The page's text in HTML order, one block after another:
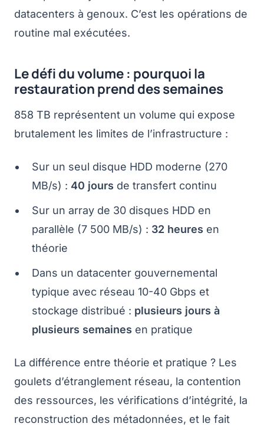
datacenters à genoux. C’est les opérations de
routine mal exécutées.
Le défi du volume : pourquoi la
restauration prend des semaines
858 TB représentent un volume qui expose
brutalement les limites de l’infrastructure :
Sur un seul disque HDD moderne (270
MB/s) : 40 jours de transfert continu
Sur un array de 30 disques HDD en
parallèle (7 500 MB/s) : 32 heures en
théorie
Dans un datacenter gouvernemental
typique avec réseau 10-40 Gbps et
stockage distribué : plusieurs jours à
plusieurs semaines en pratique
La différence entre théorie et pratique ? Les
goulets d’étranglement réseau, la contention
des ressources, les vérifications d’intégrité, la
reconstruction des métadonnées, et le fait